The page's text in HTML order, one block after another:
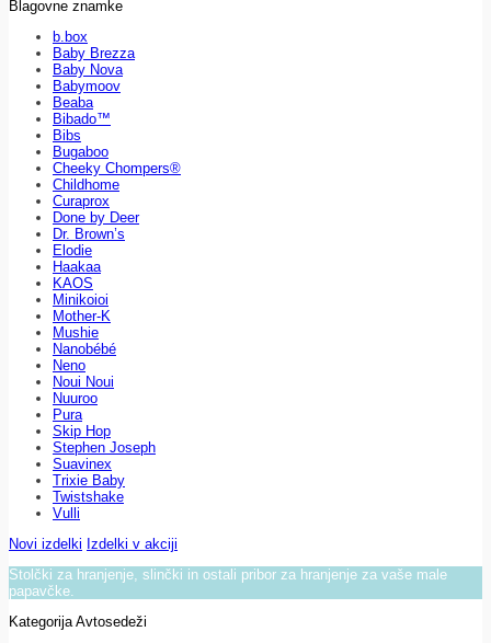
Blagovne znamke
b.box
Baby Brezza
Baby Nova
Babymoov
Beaba
Bibado™
Bibs
Bugaboo
Cheeky Chompers®
Childhome
Curaprox
Done by Deer
Dr. Brown’s
Elodie
Haakaa
KAOS
Minikoioi
Mother-K
Mushie
Nanobébé
Neno
Noui Noui
Nuuroo
Pura
Skip Hop
Stephen Joseph
Suavinex
Trixie Baby
Twistshake
Vulli
Novi izdelki Izdelki v akciji
Stolčki za hranjenje, slinčki in ostali pribor za hranjenje za vaše male
papavčke.
Kategorija Avtosedeži